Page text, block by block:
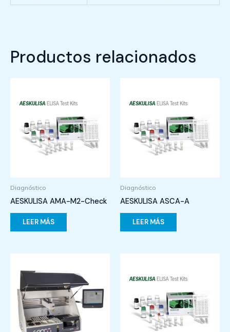
Productos relacionados
Diagnóstico
AESKULISA AMA-M2-Check
LEER MÁS
Diagnóstico
AESKULISA ASCA-A
LEER MÁS